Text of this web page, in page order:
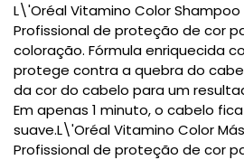
L\'Oréal Vitamino Color
Profissional de proteção de cor
coloração. Fórmula enriquecida
protege contra a quebra do
da cor do cabelo para um
Em apenas 1 minuto, o cabelo
suave.L\'Oréal Vitamino Color
Profissional de proteção de cor